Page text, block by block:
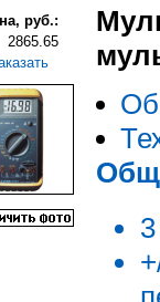
руб.:
2865.65